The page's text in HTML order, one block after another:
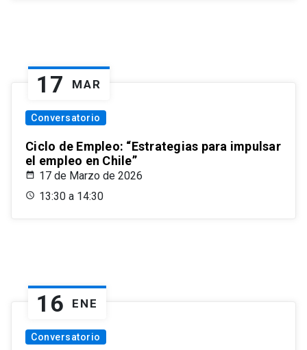
17 MAR
Conversatorio
Ciclo de Empleo: “Estrategias para impulsar
el empleo en Chile”
17 de Marzo de 2026
13:30 a 14:30
16 ENE
Conversatorio